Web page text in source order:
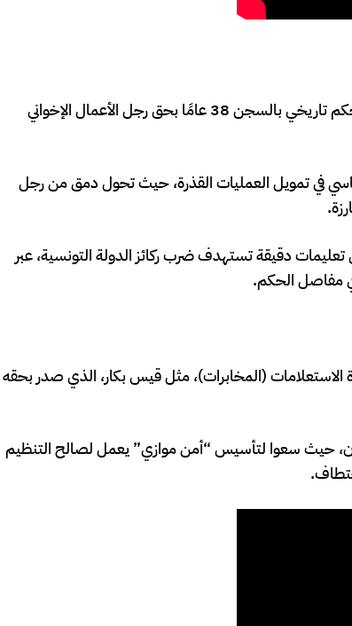
قضت الدائرة الجنائية المختصة بالنظر في قضايا الإرهاب بالمحكمة الابتدائية بتونس بحكم تاريخي بالسجن 38 عامًا بحق رجل الأعمال الإخواني
في تمويل العمليات القذرة، حيث تحول دمق من رجل
دقيقة تستهدف ضرب ركائز الدولة التونسية، عبر
مفاصل الحكم.
الاستعلامات (المخابرات)، مثل قيس بكار، الذي صدر بحقه
حيث سعوا لتأسيس “أمن موازي” يعمل لصالح التنظيم